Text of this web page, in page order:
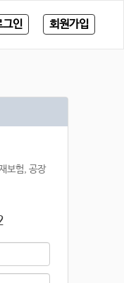
그인 회원가입
보험, 공장